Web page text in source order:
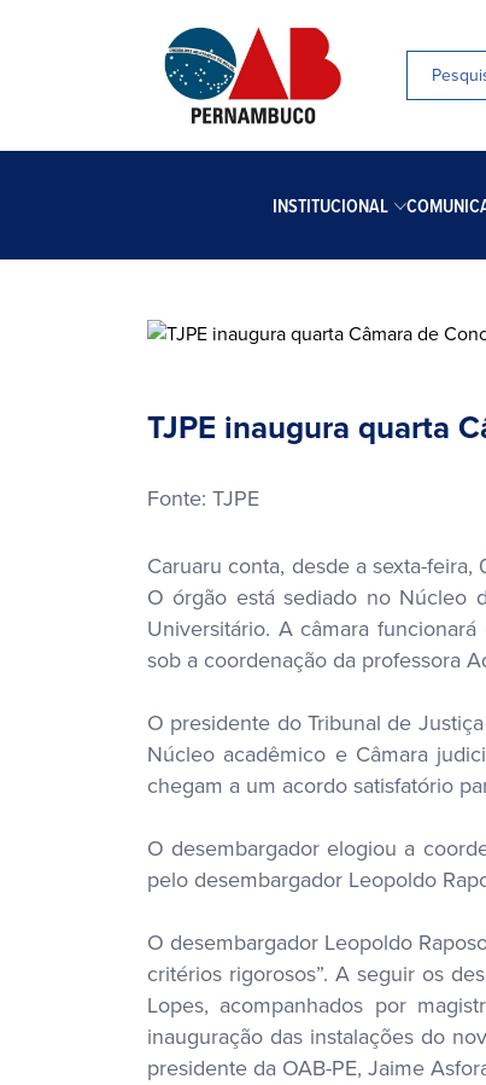
INSTITUCIONAL
TJPE inaugura quarta
Fonte: TJPE
Caruaru conta, desde a sexta-
O órgão está sediado no Núcleo
Universitário. A câmara
sob a coordenação da professora
O presidente do Tribunal de
Núcleo acadêmico e Câmara
chegam a um acordo satisfatório
O desembargador elogiou a
pelo desembargador Leopoldo
O desembargador Leopoldo
critérios rigorosos”. A seguir os
Lopes, acompanhados por
inauguração das instalações do
presidente da OAB-PE, Jaime